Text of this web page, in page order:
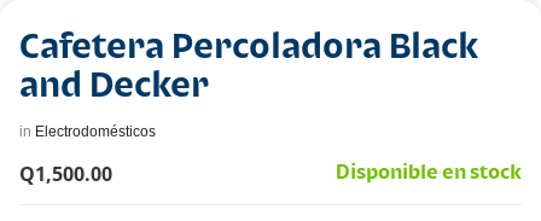
Cafetera Percoladora Black
and Decker
in Electrodomésticos
Q1,500.00 Disponible en stock